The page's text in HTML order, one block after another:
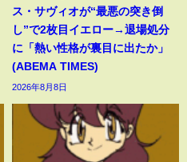
ス・サヴィオが“最悪の突き倒
し”で2枚目イエロー→退場処分
に「熱い性格が裏目に出たか」
(ABEMA TIMES)
2026年8月8日